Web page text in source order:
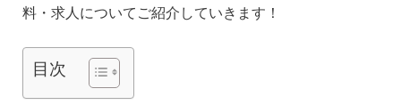
料・求人についてご紹介していきます！
目次